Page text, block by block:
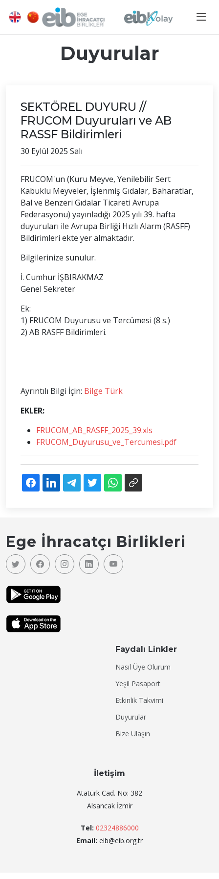
Duyurular
SEKTÖREL DUYURU //
FRUCOM Duyuruları ve AB
RASSF Bildirimleri
30 Eylül 2025 Salı
FRUCOM'un (Kuru Meyve, Yenilebilir Sert
Kabuklu Meyveler, İşlenmiş Gıdalar, Baharatlar,
Bal ve Benzeri Gıdalar Ticareti Avrupa
Federasyonu) yayınladığı 2025 yılı 39. hafta
duyuruları ile Avrupa Birliği Hızlı Alarm (RASFF)
Bildirimleri ekte yer almaktadır.
Bilgilerinize sunulur.
İ. Cumhur İŞBIRAKMAZ
Genel Sekreter
Ek:
1) FRUCOM Duyurusu ve Tercümesi (8 s.)
2) AB RASFF Bildirimleri.
Ayrıntılı Bilgi İçin: Bilge Türk
EKLER:
FRUCOM_AB_RASFF_2025_39.xls
FRUCOM_Duyurusu_ve_Tercumesi.pdf
Ege İhracatçı Birlikleri
Faydalı Linkler
Nasıl Üye Olurum
Yeşil Pasaport
Etkinlik Takvimi
Duyurular
Bize Ulaşın
İletişim
Atatürk Cad. No: 382
Alsancak İzmir
Tel: 02324886000
Email: eib@eib.org.tr